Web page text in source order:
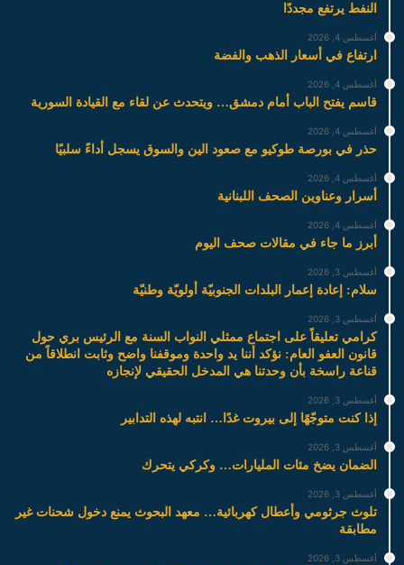
النفط يرتفع مجددًا
أغسطس 4, 2026
ارتفاع في أسعار الذهب والفضة
أغسطس 4, 2026
قاسم يفتح الباب أمام دمشق… ويتحدث عن لقاء مع القيادة السورية
أغسطس 4, 2026
حذر في بورصة طوكيو مع صعود الين والسوق يسجل أداءً سلبيًا
أغسطس 4, 2026
أسرار وعناوين الصحف اللبنانية
أغسطس 4, 2026
أبرز ما جاء في مقالات صحف اليوم
أغسطس 3, 2026
سلام: إعادة إعمار البلدات الجنوبيّة أولويّة وطنيّة
أغسطس 3, 2026
كرامي تعليقاً على اجتماع ممثلي النواب السنة مع الرئيس بري حول
قانون العفو العام: نؤكد أننا يد واحدة وموقفنا واضح وثابت انطلاقاً من
قناعة راسخة بأن وحدتنا هي المدخل الحقيقي لإنجازه
أغسطس 3, 2026
إذا كنت متوجّهًا إلى بيروت غدًا… انتبه لهذه التدابير
أغسطس 3, 2026
الضمان يضخ مئات المليارات… وكركي يتحرك
أغسطس 3, 2026
تلوث جرثومي وأعطال كهربائية… معهد البحوث يمنع دخول شحنات غير
مطابقة
أغسطس 3, 2026